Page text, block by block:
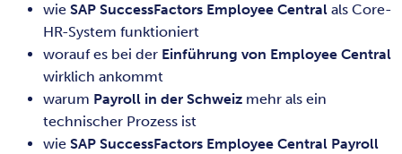
wie SAP SuccessFactors Employee Central als Core-
HR-System funktioniert
worauf es bei der Einführung von Employee Central
wirklich ankommt
warum Payroll in der Schweiz mehr als ein
technischer Prozess ist
wie SAP SuccessFactors Employee Central Payroll